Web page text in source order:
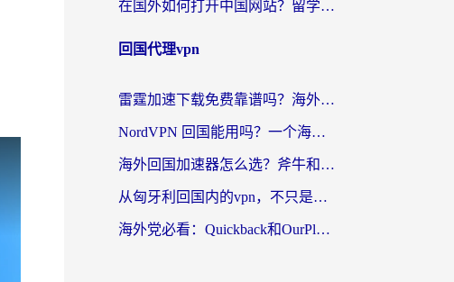
在国外如何打开中国网站？留学生与海外华人的无缝访问指南
回国代理vpn
雷霆加速下载免费靠谱吗？海外党选回国加速器的避坑指南（附热门工具对比）
NordVPN 回国能用吗？一个海外用户必须面对的真实困境
海外回国加速器怎么选？斧牛和海龟哪个好？一篇帮你避开坑的实用指南
从匈牙利回国内的vpn，不只是为了刷剧那么简单
海外党必看：Quickback和OurPlay好用吗？3分钟选对回国加速器，无缝刷剧玩游戏